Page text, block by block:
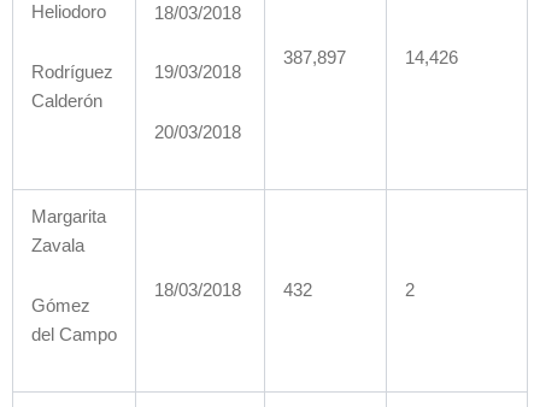
Heliodoro
Rodríguez
Calderón
18/03/2018
19/03/2018
20/03/2018
387,897 14,426
Margarita
Zavala
Gómez
del Campo
18/03/2018 432 2